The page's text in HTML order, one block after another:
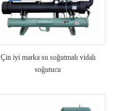
Çin iyi marka su soğutmalı vidalı
soğutucu